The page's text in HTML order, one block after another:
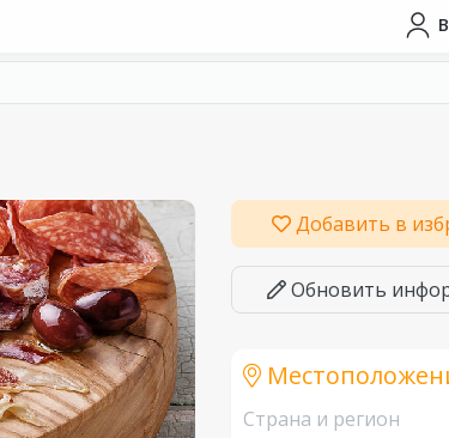
Добавить в
Обновить
Страна и регион